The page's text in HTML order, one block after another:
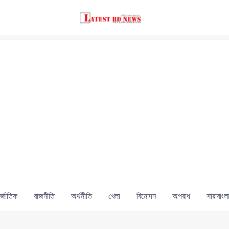
রাজনীতি অর্থনীতি খেলা বিনোদন অপরাধ সারাবাংলা